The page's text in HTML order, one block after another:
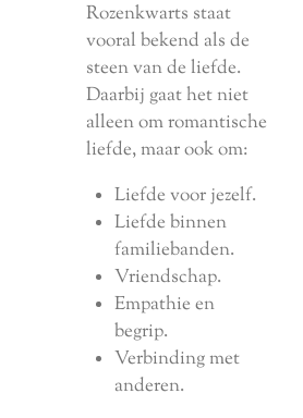
Rozenkwarts staat
vooral bekend als de
steen van de liefde.
Daarbij gaat het niet
alleen om romantische
liefde, maar ook om:
Liefde voor jezelf.
Liefde binnen
familiebanden.
Vriendschap.
Empathie en
begrip.
Verbinding met
anderen.